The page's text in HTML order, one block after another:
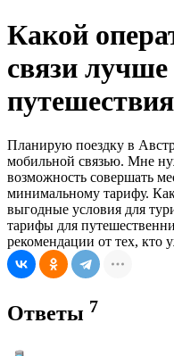
Какой
связи
Планирую поездку в
мобильной связью. Мне
возможность совершать
минимальному тарифу.
выгодные условия для
тарифы для
рекомендации от тех, кто
Ответы 7